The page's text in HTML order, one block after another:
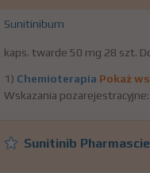
Sunitinibum
kaps. twarde 50 mg 28 szt.
1) Chemioterapia Pokaż
Wskazania pozarejestracyjne:
Sunitinib